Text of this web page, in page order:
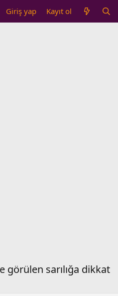
Giriş yap Kayıt ol
görülen sarılığa dikkat